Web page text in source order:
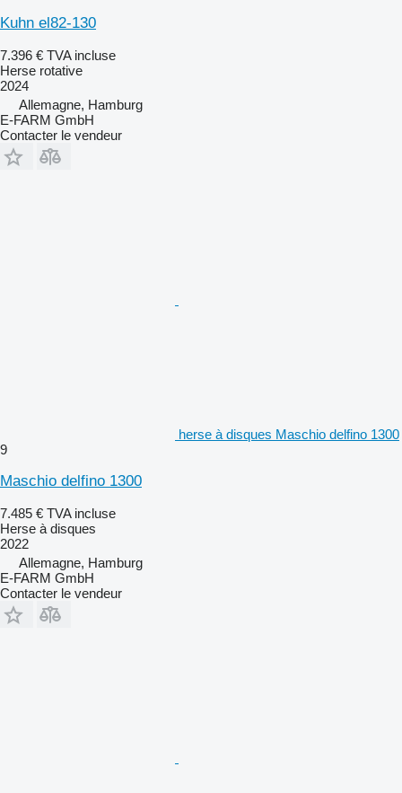
Kuhn el82-130
7.396 € TVA incluse
Herse rotative
2024
Allemagne, Hamburg
E-FARM GmbH
Contacter le vendeur
herse à disques Maschio delfino 1300
9
Maschio delfino 1300
7.485 € TVA incluse
Herse à disques
2022
Allemagne, Hamburg
E-FARM GmbH
Contacter le vendeur